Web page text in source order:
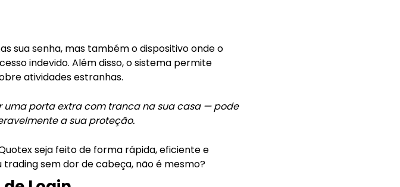
sua senha, mas também o dispositivo onde o
indevido. Além disso, o sistema permite
atividades estranhas.
porta extra com tranca na sua casa — pode
a sua proteção.
seja feito de forma rápida, eficiente e
sem dor de cabeça, não é mesmo?